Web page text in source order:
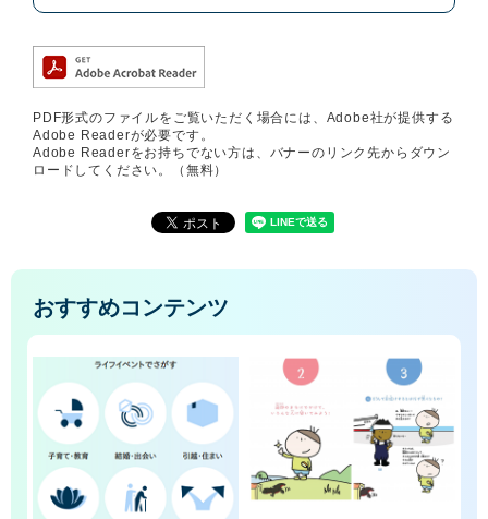
PDF形式のファイルをご覧いただく場合には、Adobe社が提供する
Adobe Readerが必要です。
Adobe Readerをお持ちでない方は、バナーのリンク先からダウン
ロードしてください。（無料）
おすすめコンテンツ